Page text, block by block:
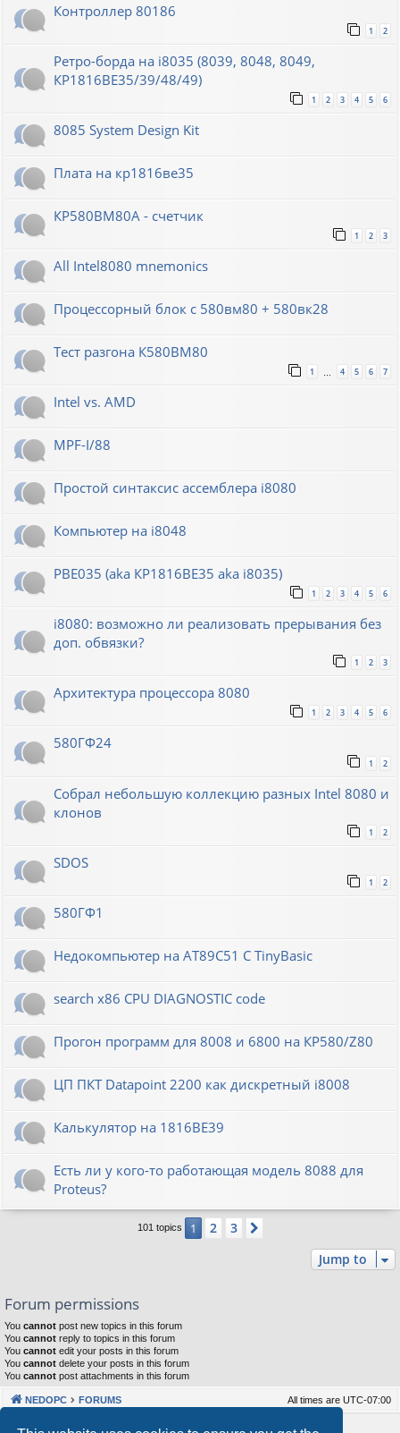
Контроллер 80186
1 2
Ретро-борда на i8035 (8039, 8048, 8049,
КР1816ВЕ35/39/48/49)
1 2 3 4 5 6
8085 System Design Kit
Плата на кр1816ве35
КР580ВМ80А - счетчик
1 2 3
All Intel8080 mnemonics
Процессорный блок с 580вм80 + 580вк28
Тест разгона К580ВМ80
1 … 4 5 6 7
Intel vs. AMD
MPF-I/88
Простой синтаксис ассемблера i8080
Компьютер на i8048
РВЕ035 (aka КР1816ВЕ35 aka i8035)
1 2 3 4 5 6
i8080: возможно ли реализовать прерывания без
доп. обвязки?
1 2 3
Архитектура процессора 8080
1 2 3 4 5 6
580ГФ24
1 2
Собрал небольшую коллекцию разных Intel 8080 и
клонов
1 2
SDOS
1 2
580ГФ1
Недокомпьютер на AT89C51 C TinyBasic
search x86 CPU DIAGNOSTIC code
Прогон программ для 8008 и 6800 на КР580/Z80
ЦП ПКТ Datapoint 2200 как дискретный i8008
Калькулятор на 1816ВЕ39
Есть ли у кого-то работающая модель 8088 для
Proteus?
101 topics 1 2 3
Jump to
Forum permissions
You cannot post new topics in this forum
You cannot reply to topics in this forum
You cannot edit your posts in this forum
You cannot delete your posts in this forum
You cannot post attachments in this forum
NEDOPC FORUMS All times are UTC-07:00
Powered byphpBB® Forum Software © phpBB Limited